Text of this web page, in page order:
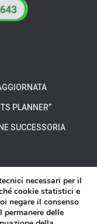
PLANNER”
SUCCESSORIA
DICONO DI NOI
necessari per il
cookie statistici e
negare il consenso
delle